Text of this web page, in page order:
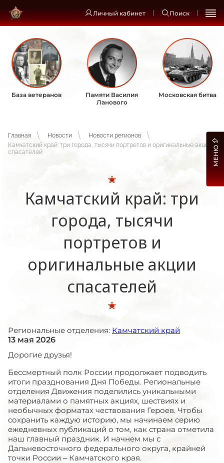
Личный кабинет Поиск
База ветеранов
Памяти Василия
Ланового
Московская битва
Главная Новости
Новости регионов
Камчатский край: три города, тысячи портретов и оригинальные акции
спасателей
Камчатский край: три
города, тысячи
портретов и
оригинальные акции
спасателей
Региональные отделения: Камчатский край
13 мая 2026
Дорогие друзья!
Бессмертный полк России продолжает подводить
итоги празднования Дня Победы. Региональные
отделения Движения поделились уникальными
материалами о памятных акциях, шествиях и
необычных форматах чествования Героев. Чтобы
сохранить каждую историю, мы начинаем серию
ежедневных публикаций о том, как страна отметила
наш главный праздник. И начнем мы с
Дальневосточного федерального округа, крайней
точки России – Камчатского края.
МЕНЮ